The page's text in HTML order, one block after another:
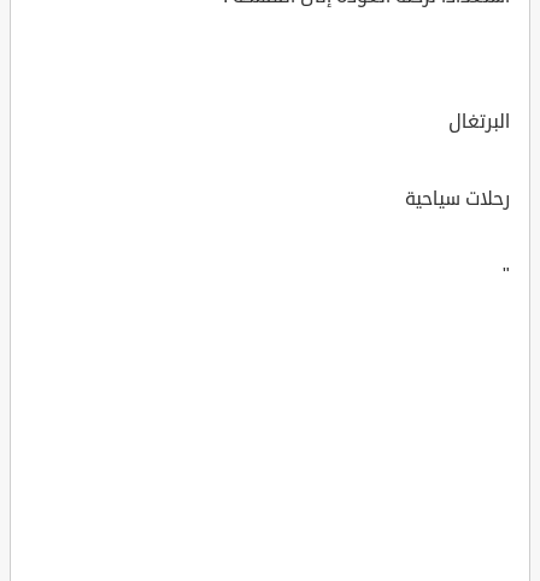
البرتغال
رحلات سياحية
"